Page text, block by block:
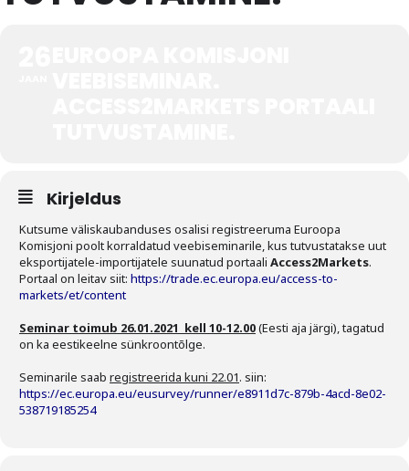
ICC WBO
ICC komisjonid
Digiraamatukogu
Videod
Kontakt
Liitu meililistiga
Kirjeldus
Kutsume väliskaubanduses osalisi registreeruma Euroopa
Komisjoni poolt korraldatud veebiseminarile, kus tutvustatakse uut
eksportijatele-importijatele suunatud portaali Access2Markets.
Portaal on leitav siit: https://trade.ec.europa.eu/access-to-
markets/et/content
Seminar toimub 26.01.2021 kell 10-12.00(Eesti aja järgi), tagatud
on ka eestikeelne sünkroontõlge.
Seminarile saab registreerida kuni 22.01. siin:
https://ec.europa.eu/eusurvey/runner/e8911d7c-879b-4acd-8e02-
538719185254